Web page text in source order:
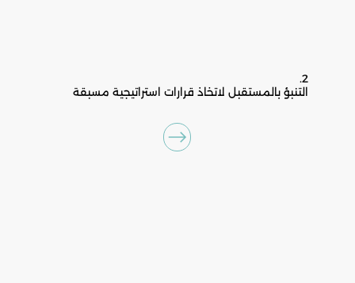
2.
التنبؤ بالمستقبل لاتخاذ قرارات استراتيجية مسبقة